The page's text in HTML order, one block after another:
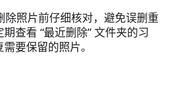
除照片前仔细核对，避免误删重
查看 “最近删除” 文件夹的习
要保留的照片。